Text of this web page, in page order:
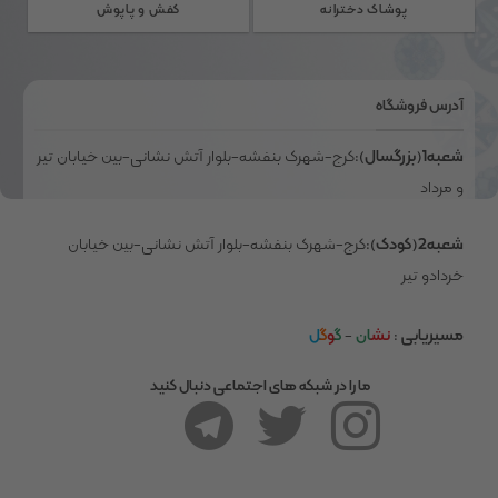
ممکن
است
شوند
پوشاک دخترانه کفش و پاپوش
آدرس فروشگاه
شعبه1(بزرگسال)
:کرج-شهرک بنفشه-بلوار آتش نشانی-بین خیابان تیر
و مرداد
شعبه2(کودک)
:کرج-شهرک بنفشه-بلوار آتش نشانی-بین خیابان
خردادو تیر
مسیریابی : نشان -گوگل
ما را در شبکه های اجتماعی دنبال کنید